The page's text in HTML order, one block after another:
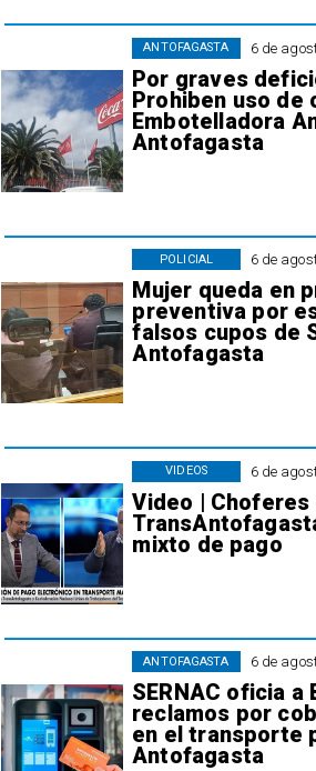
6 de
Por graves
Prohiben uso de
Embotelladora
Antofagasta
ANTOFAGASTA
6 de
Mujer queda en
preventiva por
falsos cupos de
Antofagasta
POLICIAL
6 de
Video | Choferes
mixto de pago
VIDEOS
6 de
SERNAC oficia a
reclamos por
en el transporte
Antofagasta
ANTOFAGASTA